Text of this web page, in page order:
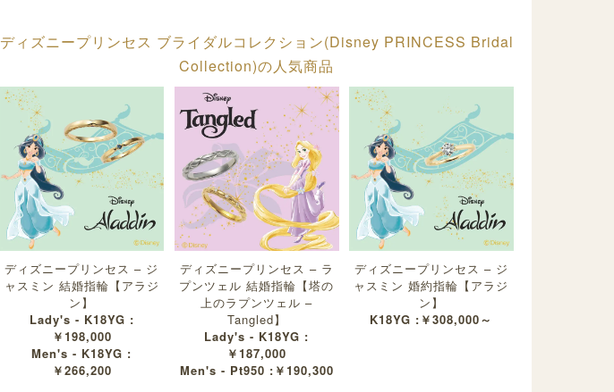
ディズニープリンセス ブライダルコレクション(Disney PRINCESS Bridal
Collection)の人気商品
ディズニープリンセス – ジ
ャスミン 結婚指輪【アラジ
ン】
Lady's - K18YG :
￥198,000
Men's - K18YG :
￥266,200
ディズニープリンセス – ラ
プンツェル 結婚指輪【塔の
上のラプンツェル –
Tangled】
Lady's - K18YG :
￥187,000
Men's - Pt950 :￥190,300
ディズニープリンセス – ジ
ャスミン 婚約指輪【アラジ
ン】
K18YG :￥308,000～